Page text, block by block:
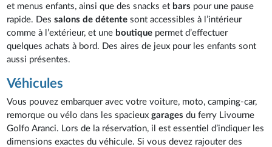
et menus enfants, ainsi que des snacks et bars pour une pause
rapide. Dessalons de détente sont accessibles à l’intérieur
comme à l’extérieur, et une boutique permet d’effectuer
quelques achats à bord. Des aires de jeux pour les enfants sont
aussi présentes.
Véhicules
Vous pouvez embarquer avec votre voiture, moto, camping-car,
remorque ou vélo dans les spacieuxgarages du ferry Livourne
Golfo Aranci. Lors de la réservation, il est essentiel d’indiquer les
dimensions exactes du véhicule. Si vous devez rajouter des